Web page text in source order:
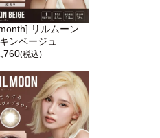
リルムーン
ンベージュ
(税込)